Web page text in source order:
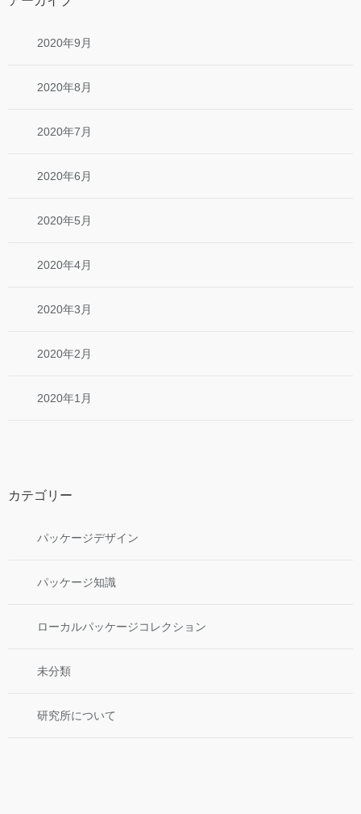
2020年9月
2020年8月
2020年7月
2020年6月
2020年5月
2020年4月
2020年3月
2020年2月
2020年1月
カテゴリー
パッケージデザイン
パッケージ知識
ローカルパッケージコレクション
未分類
研究所について